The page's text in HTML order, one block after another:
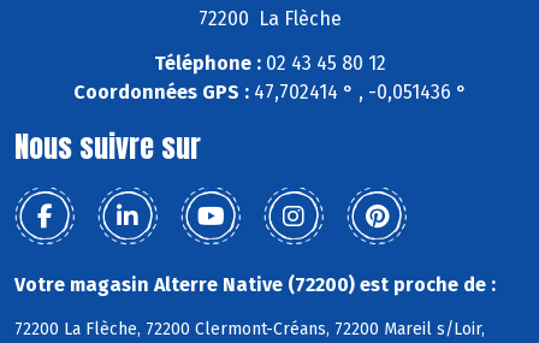
72200 La Flèche
Téléphone :02 43 45 80 12
Coordonnées GPS :47,702414 ° , -0,051436 °
Nous suivre sur
Votre magasin Alterre Native (72200) est proche de :
72200 La Flèche, 72200 Clermont-Créans, 72200 Mareil s/Loir,